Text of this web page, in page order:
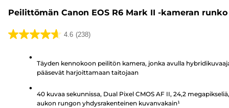
Peilittömän Canon EOS R6 Mark II -kameran runko
4.6 (238)
4.6/5
arvostelua
Täyden kennokoon peilitön kamera, jonka avulla
pääsevät harjoittamaan taitojaan
40 kuvaa sekunnissa, Dual Pixel CMOS AF II, 24,2
aukon rungon yhdysrakenteinen kuvanvakain¹